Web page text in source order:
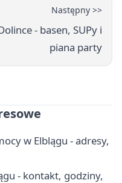
Następny >>
- basen, SUPy i
piana party
w Elblągu - adresy,
- kontakt, godziny,